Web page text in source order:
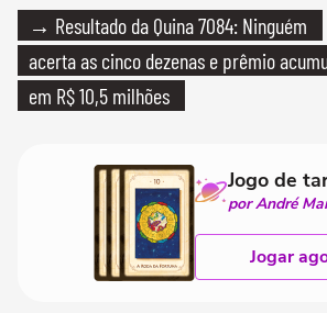
→ Resultado da Quina 7084: Ninguém
acerta as cinco dezenas e prêmio
em R$ 10,5 milhões
Jogo de
por André
Jogar